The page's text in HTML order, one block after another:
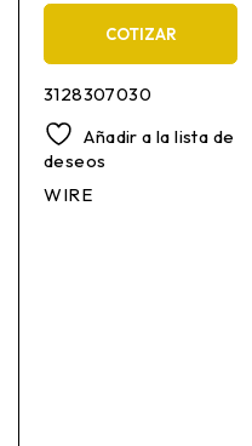
COTIZAR
3128307030
Añadir a la lista de
deseos
WIRE